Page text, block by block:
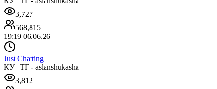
3,727
568,815
19:19 06.06.26
Just Chatting
КУ | ТГ - aslanshukasha
3,812